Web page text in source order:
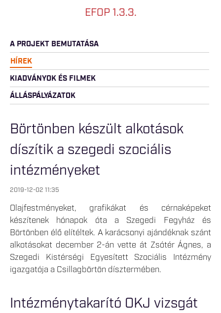
EFOP 1.3.3.
A PROJEKT BEMUTATÁSA
HÍREK
KIADVÁNYOK ÉS FILMEK
ÁLLÁSPÁLYÁZATOK
Börtönben készült alkotások
díszítik a szegedi szociális
intézményeket
2019-12-02 11:35
Olajfestményeket, grafikákat és cérnaképeket
készítenek hónapok óta a Szegedi Fegyház és
Börtönben élő elítéltek. A karácsonyi ajándéknak szánt
alkotásokat december 2-án vette át Zsótér Ágnes, a
Szegedi Kistérségi Egyesített Szociális Intézmény
igazgatója a Csillagbörtön dísztermében.
Intézménytakarító OKJ vizsgát